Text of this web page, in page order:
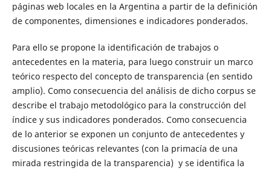
páginas web locales en la Argentina a partir de la definición
de componentes, dimensiones e indicadores ponderados.
Para ello se propone la identificación de trabajos o
antecedentes en la materia, para luego construir un marco
teórico respecto del concepto de transparencia (en sentido
amplio). Como consecuencia del análisis de dicho corpus se
describe el trabajo metodológico para la construcción del
índice y sus indicadores ponderados. Como consecuencia
de lo anterior se exponen un conjunto de antecedentes y
discusiones teóricas relevantes (con la primacía de una
mirada restringida de la transparencia) y se identifica la